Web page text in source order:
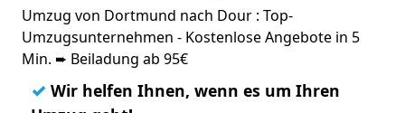
Umzug von Dortmund nach Dour : Top-
Umzugsunternehmen - Kostenlose Angebote in 5
Min. ➨ Beiladung ab 95€
✓ Wir helfen Ihnen, wenn es um Ihren